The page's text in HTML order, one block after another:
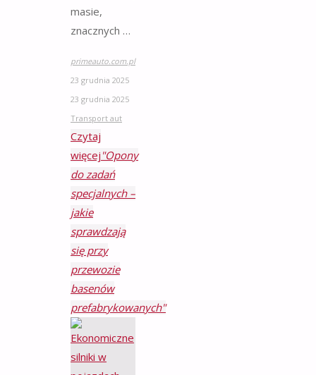
masie,
znacznych …
primeauto.com.pl
23 grudnia 2025
23 grudnia 2025
Transport aut
Czytaj
więcej "Opony
do zadań
specjalnych –
jakie
sprawdzają
się przy
przewozie
basenów
prefabrykowanych"